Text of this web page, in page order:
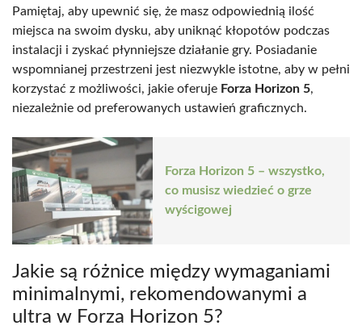
Pamiętaj, aby upewnić się, że masz odpowiednią ilość
miejsca na swoim dysku, aby uniknąć kłopotów podczas
instalacji i zyskać płynniejsze działanie gry. Posiadanie
wspomnianej przestrzeni jest niezwykle istotne, aby w pełni
korzystać z możliwości, jakie oferuje Forza Horizon 5,
niezależnie od preferowanych ustawień graficznych.
Forza Horizon 5 – wszystko,
co musisz wiedzieć o grze
wyścigowej
Jakie są różnice między wymaganiami
minimalnymi, rekomendowanymi a
ultra w Forza Horizon 5?